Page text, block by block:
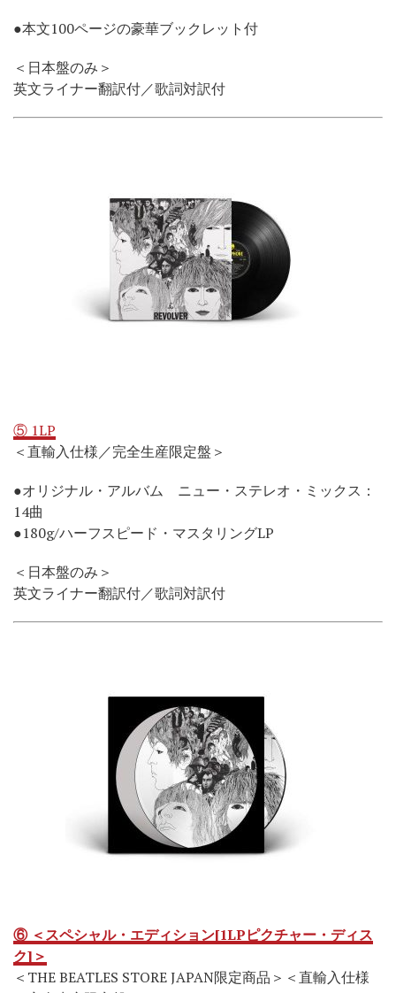
●本文100ページの豪華ブックレット付
＜日本盤のみ＞
英文ライナー翻訳付／歌詞対訳付
⑤ 1LP
＜直輸入仕様／完全生産限定盤＞
●オリジナル・アルバム ニュー・ステレオ・ミックス：
14曲
●180g/ハーフスピード・マスタリングLP
＜日本盤のみ＞
英文ライナー翻訳付／歌詞対訳付
⑥ ＜スペシャル・エディション[1LPピクチャー・ディス
ク]＞
＜THE BEATLES STORE JAPAN限定商品＞＜直輸入仕様